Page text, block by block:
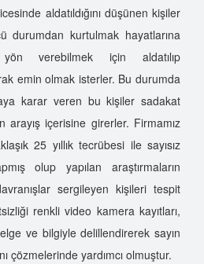
aldatıldığını düşünen kişiler
durumdan kurtulmak hayatlarına
verebilmek için aldatılıp
emin olmak isterler. Bu durumda
karar veren bu kişiler sadakat
arayış içerisine girerler. Firmamız
25 yıllık tecrübesi ile sayısız
olup yapılan araştırmaların
sergileyen kişileri tespit
renkli video kamera kayıtları,
ve bilgiyle delillendirerek sayın
çözmelerinde yardımcı olmuştur.